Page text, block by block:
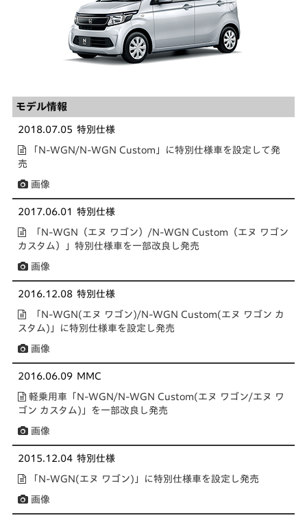
モデル情報
2018.07.05 特別仕様
「N-WGN/N-WGN Custom」に特別仕様車を設定して発
売
画像
2017.06.01 特別仕様
「N-WGN（エヌ ワゴン）/N-WGN Custom（エヌ ワゴン
カスタム）」特別仕様車を一部改良し発売
画像
2016.12.08 特別仕様
「N-WGN(エヌ ワゴン)/N-WGN Custom(エヌ ワゴン カ
スタム)」に特別仕様車を設定し発売
画像
2016.06.09 MMC
軽乗用車「N-WGN/N-WGN Custom(エヌ ワゴン/エヌ ワ
ゴン カスタム)」を一部改良し発売
画像
2015.12.04 特別仕様
「N-WGN(エヌ ワゴン)」に特別仕様車を設定し発売
画像